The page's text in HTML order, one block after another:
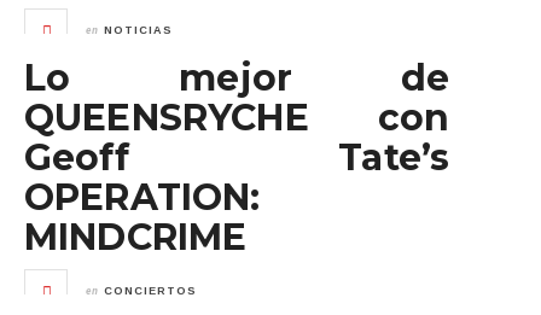
en NOTICIAS
Lo mejor de
QUEENSRYCHE con
Geoff Tate’s
OPERATION:
MINDCRIME
en CONCIERTOS